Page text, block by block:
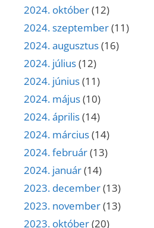
2024. október(12)
2024. szeptember(11)
2024. augusztus(16)
2024. július(12)
2024. június(11)
2024. május(10)
2024. április(14)
2024. március(14)
2024. február(13)
2024. január(14)
2023. december(13)
2023. november(13)
2023. október(20)